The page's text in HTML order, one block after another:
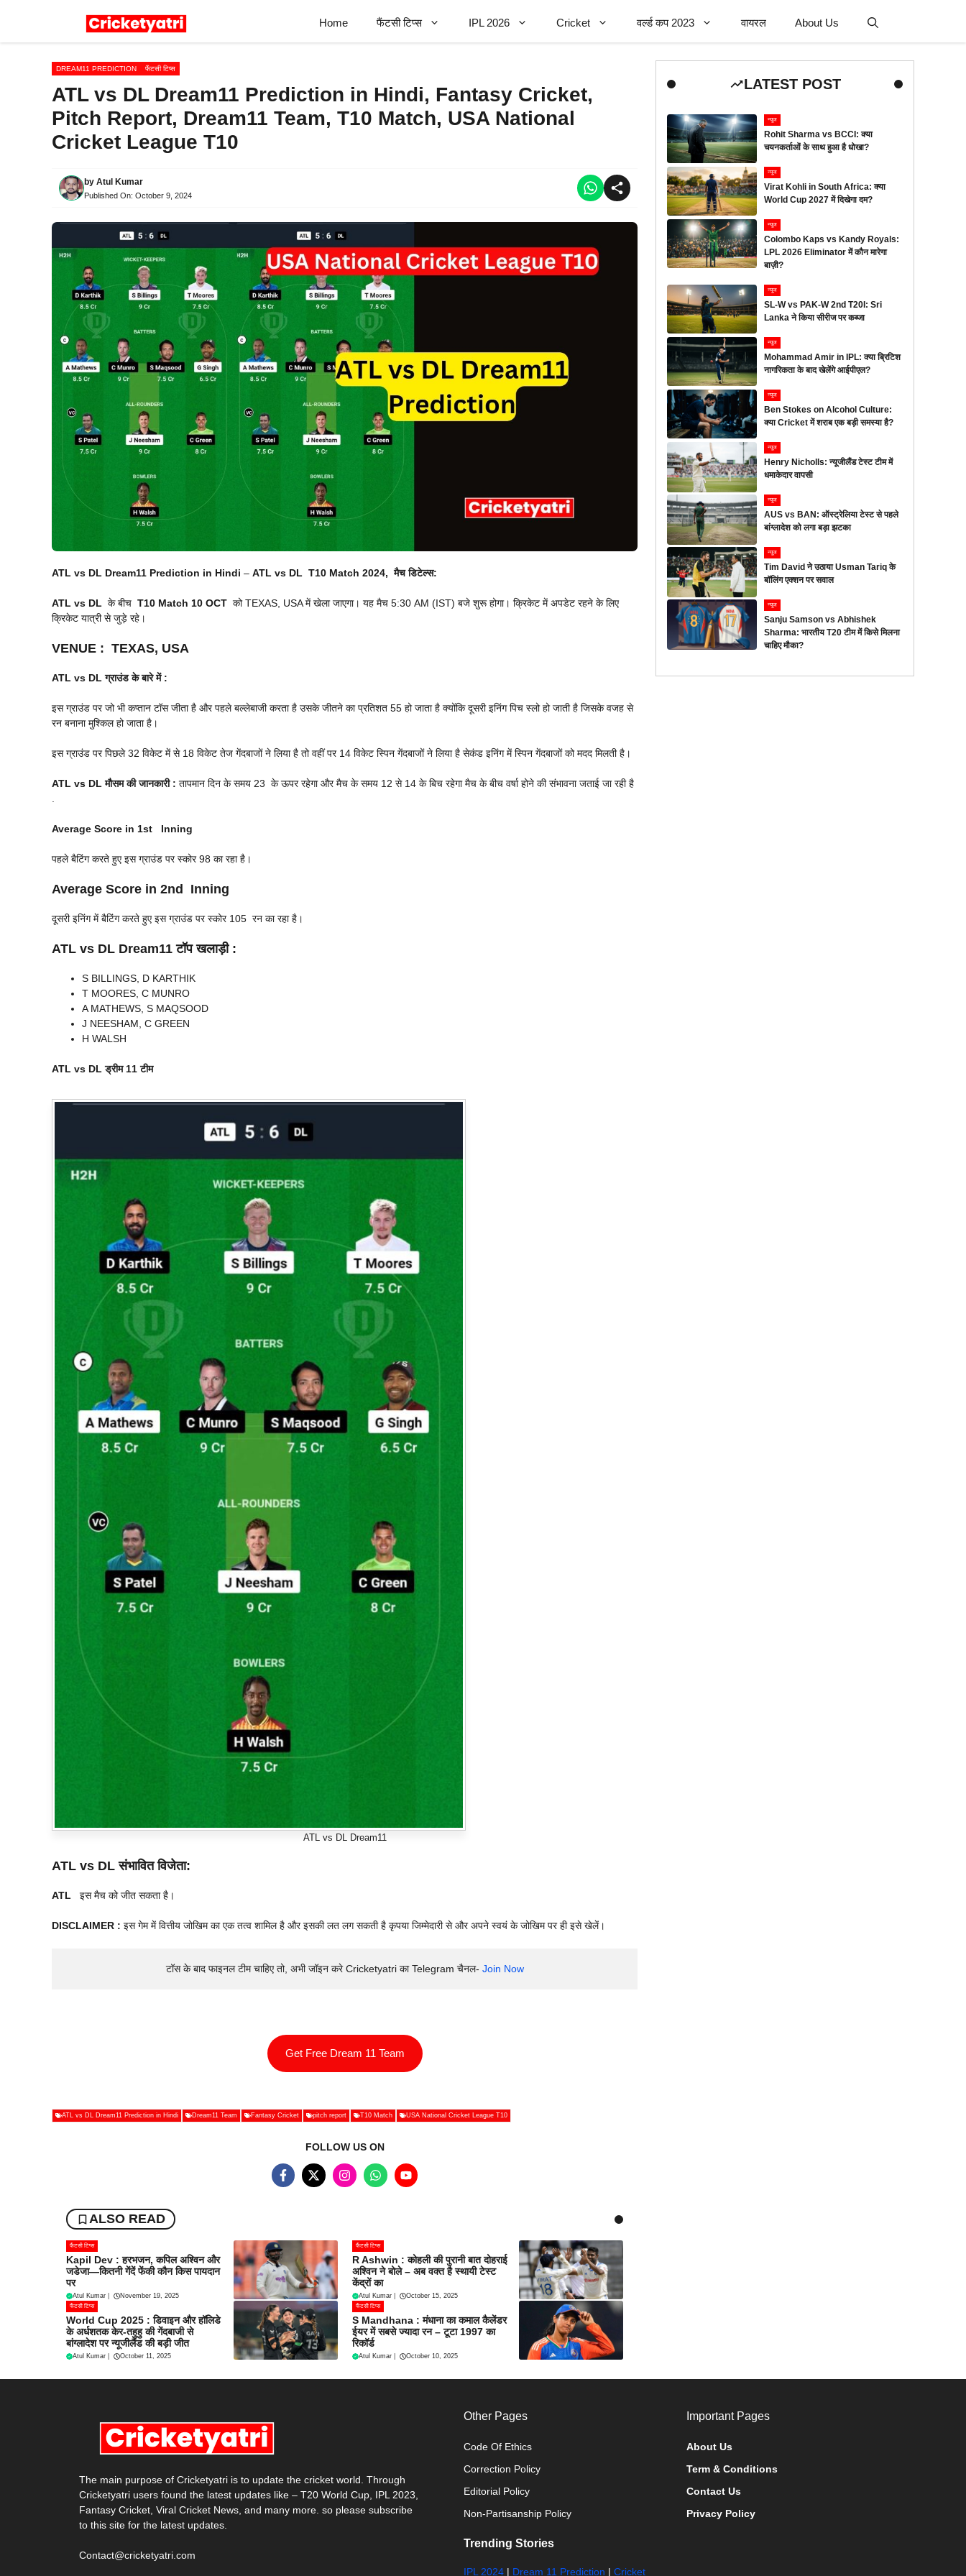
Home फैंटसी टिप्स IPL 2026 Cricket वर्ल्ड कप 2023 वायरल About Us
DREAM11 PREDICTION फैंटसी टिप्स
ATL vs DL Dream11 Prediction in Hindi, Fantasy Cricket,
Pitch Report, Dream11 Team, T10 Match, USA National
Cricket League T10
by Atul Kumar
Published On: October 9, 2024
ATL vs DL Dream11 Prediction in Hindi – ATL vs DL T10 Match 2024, मैच डिटेल्स:
ATL vs DL के बीच T10 Match 10 OCT को TEXAS, USA में खेला जाएगा। यह मैच 5:30 AM (IST) बजे शुरू होगा। क्रिकेट में अपडेट रहने के लिए
क्रिकेट यात्री से जुड़े रहे।
VENUE : TEXAS, USA
ATL vs DLग्राउंड के बारे में :
इस ग्राउंड पर जो भी कप्तान टॉस जीता है और पहले बल्लेबाजी करता है उसके जीतने का प्रतिशत 55 हो जाता है क्योंकि दूसरी इनिंग पिच स्लो हो जाती है जिसके वजह से
रन बनाना मुश्किल हो जाता है।
इस ग्राउंड पर पिछले 32 विकेट में से 18 विकेट तेज गेंदबाजों ने लिया है तो वहीं पर 14 विकेट स्पिन गेंदबाजों ने लिया है सेकंड इनिंग में स्पिन गेंदबाजों को मदद मिलती है।
ATL vs DLमौसम की जानकारी : तापमान दिन के समय 23 के ऊपर रहेगा और मैच के समय 12 से 14 के बिच रहेगा मैच के बीच वर्षा होने की संभावना जताई जा रही है
.
Average Score in 1st Inning
पहले बैटिंग करते हुए इस ग्राउंड पर स्कोर 98 का रहा है।
Average Score in 2nd Inning
दूसरी इनिंग में बैटिंग करते हुए इस ग्राउंड पर स्कोर 105 रन का रहा है।
ATL vs DL Dream11 टॉप खलाड़ी :
S BILLINGS, D KARTHIK
T MOORES, C MUNRO
A MATHEWS, S MAQSOOD
J NEESHAM, C GREEN
H WALSH
ATL vs DLड्रीम 11 टीम
ATL vs DL Dream11
ATL vs DLसंभावित विजेता:
ATL इस मैच को जीत सकता है।
DISCLAIMER : इस गेम में वित्तीय जोखिम का एक तत्व शामिल है और इसकी लत लग सकती है कृपया जिम्मेदारी से और अपने स्वयं के जोखिम पर ही इसे खेलें।
टॉस के बाद फाइनल टीम चाहिए तो, अभी जॉइन करे Cricketyatri का Telegram चैनल- Join Now
Get Free Dream 11 Team
ATL vs DL Dream11 Prediction in Hindi Dream11 Team Fantasy Cricket pitch report T10 Match USA National Cricket League T10
FOLLOW US ON
ALSO READ
फैंटसी टिप्स
Kapil Dev : हरभजन, कपिल अश्विन और
जडेजा—कितनी गेंदें फेंकी कौन किस पायदान
पर
Atul Kumar November 19, 2025
फैंटसी टिप्स
R Ashwin : कोहली की पुरानी बात दोहराई
अश्विन ने बोले – अब वक्त है स्थायी टेस्ट
केंद्रों का
Atul Kumar October 15, 2025
फैंटसी टिप्स
World Cup 2025 : डिवाइन और हॉलिडे
के अर्धशतक केर-तहुहु की गेंदबाजी से
बांग्लादेश पर न्यूजीलैंड की बड़ी जीत
Atul Kumar October 11, 2025
फैंटसी टिप्स
S Mandhana : मंधाना का कमाल कैलेंडर
ईयर में सबसे ज्यादा रन – टूटा 1997 का
रिकॉर्ड
Atul Kumar October 10, 2025
LATEST POST
न्यूज
Rohit Sharma vs BCCI: क्या
चयनकर्ताओं के साथ हुआ है धोखा?
न्यूज
Virat Kohli in South Africa: क्या
World Cup 2027 में दिखेगा दम?
न्यूज
Colombo Kaps vs Kandy Royals:
LPL 2026 Eliminator में कौन मारेगा
बाज़ी?
न्यूज
SL-W vs PAK-W 2nd T20I: Sri
Lanka ने किया सीरीज पर कब्जा
न्यूज
Mohammad Amir in IPL: क्या ब्रिटिश
नागरिकता के बाद खेलेंगे आईपीएल?
न्यूज
Ben Stokes on Alcohol Culture:
क्या Cricket में शराब एक बड़ी समस्या है?
न्यूज
Henry Nicholls: न्यूजीलैंड टेस्ट टीम में
धमाकेदार वापसी
न्यूज
AUS vs BAN: ऑस्ट्रेलिया टेस्ट से पहले
बांग्लादेश को लगा बड़ा झटका
न्यूज
Tim David ने उठाया Usman Tariq के
बॉलिंग एक्शन पर सवाल
न्यूज
Sanju Samson vs Abhishek
Sharma: भारतीय T20 टीम में किसे मिलना
चाहिए मौका?
The main purpose of Cricketyatri is to update the cricket world. Through
Cricketyatri users found the latest updates like – T20 World Cup, IPL 2023,
Fantasy Cricket, Viral Cricket News, and many more. so please subscribe
to this site for the latest updates.
Contact@cricketyatri.com
Other Pages
Code Of Ethics
Correction Policy
Editorial Policy
Non-Partisanship Policy
Trending Stories
IPL 2024 | Dream 11 Prediction |Cricket
Important Pages
About Us
Term & Conditions
Contact Us
Privacy Policy